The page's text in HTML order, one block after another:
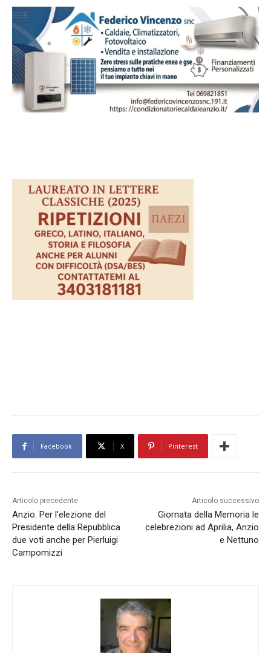
Facebook X Pinterest
Articolo precedente
Anzio. Per l’elezione del
Presidente della Repubblica
due voti anche per Pierluigi
Campomizzi
Articolo successivo
Giornata della Memoria le
celebrezioni ad Aprilia, Anzio
e Nettuno